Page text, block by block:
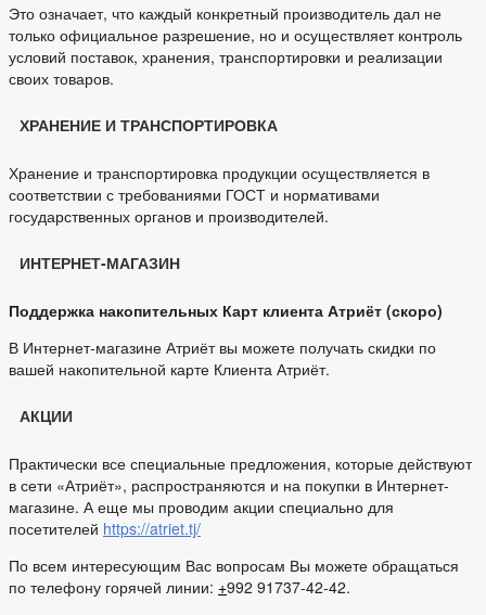
Это означает, что каждый конкретный производитель дал не
только официальное разрешение, но и осуществляет контроль
условий поставок, хранения, транспортировки и реализации
своих товаров.
ХРАНЕНИЕ И ТРАНСПОРТИРОВКА
Хранение и транспортировка продукции осуществляется в
соответствии с требованиями ГОСТ и нормативами
государственных органов и производителей.
ИНТЕРНЕТ-МАГАЗИН
Поддержка накопительных Карт клиента Атриёт (скоро)
В Интернет-магазине Атриёт вы можете получать скидки по
вашей накопительной карте Клиента Атриёт.
АКЦИИ
Практически все специальные предложения, которые действуют
в сети «Атриёт», распространяются и на покупки в Интернет-
магазине. А еще мы проводим акции специально для
посетителей https://atriet.tj/
По всем интересующим Вас вопросам Вы можете обращаться
по телефону горячей линии: +992 91737-42-42.